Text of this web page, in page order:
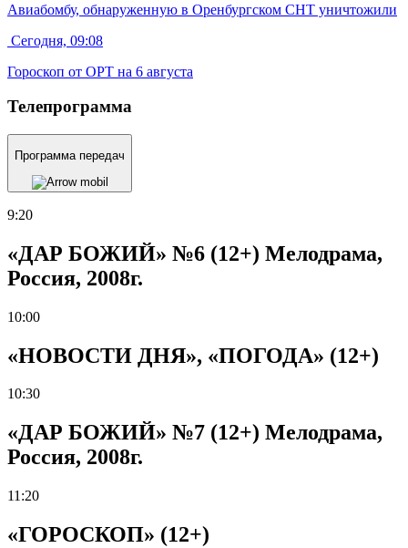
Авиабомбу, обнаруженную в Оренбургском СНТ уничтожили
Сегодня, 09:08
Гороскоп от ОРТ на 6 августа
Телепрограмма
Программа передач
9:20
«ДАР БОЖИЙ» №6 (12+) Мелодрама,
Россия, 2008г.
10:00
«НОВОСТИ ДНЯ», «ПОГОДА» (12+)
10:30
«ДАР БОЖИЙ» №7 (12+) Мелодрама,
Россия, 2008г.
11:20
«ГОРОСКОП» (12+)